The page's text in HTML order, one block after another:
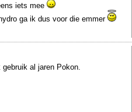
iets mee
ga ik dus voor die emmer
al jaren Pokon.